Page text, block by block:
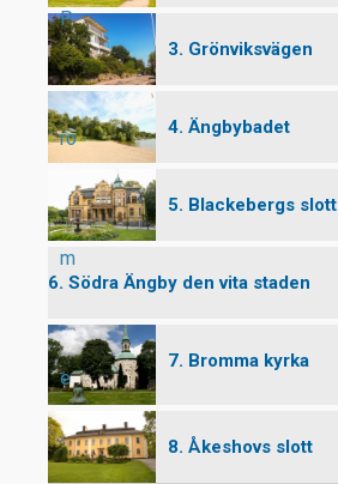
P
ro
m
e
3. Grönviksvägen
4. Ängbybadet
5. Blackebergs slott
6. Södra Ängby den vita staden
7. Bromma kyrka
8. Åkeshovs slott